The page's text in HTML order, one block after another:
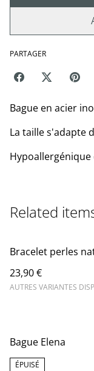
PARTAGER
Bague en acier
La taille s'adapte
Related
Bracelet perles
23,90 €
AUTRES VARIANTES
Bague Elena
ÉPUISÉ